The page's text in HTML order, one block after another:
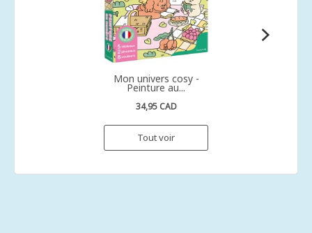
Mon univers cosy -
Peinture au...
34,95 CAD
Tout voir